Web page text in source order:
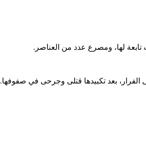
لها، ومصرع عدد من العناصر.
الفرار، بعد تكبيدها قتلى وجرحى في صفوفها.